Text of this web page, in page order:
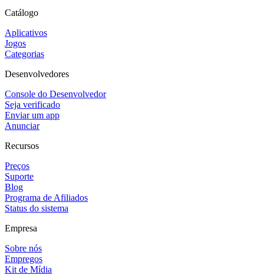
Catálogo
Aplicativos
Jogos
Categorias
Desenvolvedores
Console do Desenvolvedor
Seja verificado
Enviar um app
Anunciar
Recursos
Preços
Suporte
Blog
Programa de Afiliados
Status do sistema
Empresa
Sobre nós
Empregos
Kit de Mídia